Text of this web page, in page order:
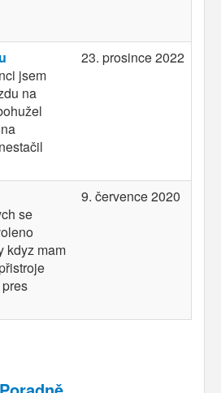
jsem
na
23. prosince 2022
se
kdyz mam
9. července 2020